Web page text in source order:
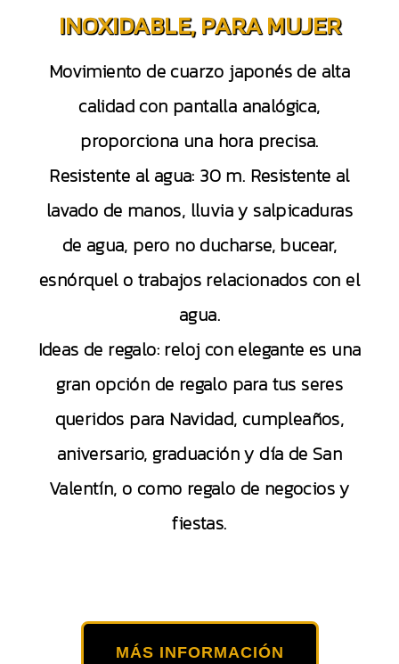
INOXIDABLE, PARA MUJER
Movimiento de cuarzo japonés de alta
calidad con pantalla analógica,
proporciona una hora precisa.
Resistente al agua: 30 m. Resistente al
lavado de manos, lluvia y salpicaduras
de agua, pero no ducharse, bucear,
esnórquel o trabajos relacionados con el
agua.
Ideas de regalo: reloj con elegante es una
gran opción de regalo para tus seres
queridos para Navidad, cumpleaños,
aniversario, graduación y día de San
Valentín, o como regalo de negocios y
fiestas.
MÁS INFORMACIÓN